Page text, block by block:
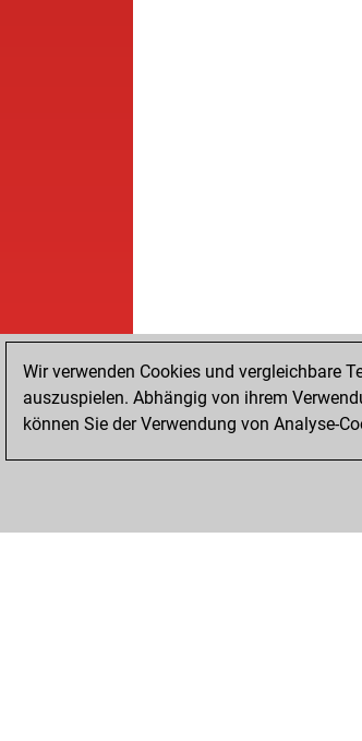
Wir verwenden Cookies und vergleichbare
auszuspielen. Abhängig von ihrem
können Sie der Verwendung von Analyse-